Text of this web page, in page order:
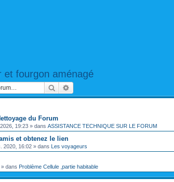
et fourgon aménagé
Rechercher
du Forum
19:23 » dans ASSISTANCE TECHNIQUE SUR LE FORUM
et obtenez le lien
2020, 16:02 » dans Les voyageurs
» dans Problème Cellule ,partie habitable